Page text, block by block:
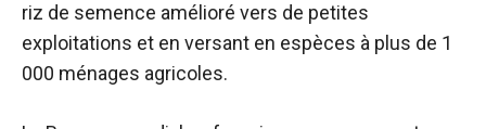
riz de semence amélioré vers de petites
exploitations et en versant en espèces à plus de 1
000 ménages agricoles.